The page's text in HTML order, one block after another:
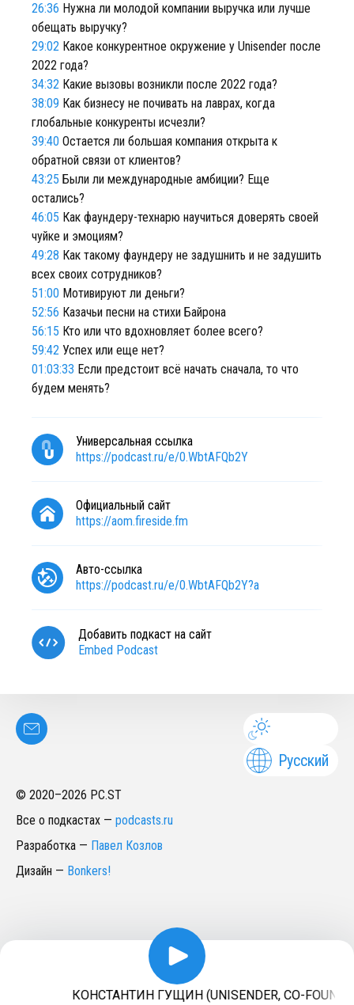
26:36 Нужна ли молодой компании выручка или лучше
обещать выручку?
29:02 Какое конкурентное окружение у Unisender после
2022 года?
34:32 Какие вызовы возникли после 2022 года?
38:09 Как бизнесу не почивать на лаврах, когда
глобальные конкуренты исчезли?
39:40 Остается ли большая компания открыта к
обратной связи от клиентов?
43:25 Были ли международные амбиции? Еще
остались?
46:05 Как фаундеру-технарю научиться доверять своей
чуйке и эмоциям?
49:28 Как такому фаундеру не задушнить и не задушить
всех своих сотрудников?
51:00 Мотивируют ли деньги?
52:56 Казачьи песни на стихи Байрона
56:15 Кто или что вдохновляет более всего?
59:42 Успех или еще нет?
01:03:33 Если предстоит всё начать сначала, то что
будем менять?
Универсальная ссылка
https://podcast.ru/e/0.WbtAFQb2Y
Официальный сайт
https://aom.fireside.fm
Авто-ссылка
https://podcast.ru/e/0.WbtAFQb2Y?a
Добавить подкаст на сайт
Embed Podcast
Русский
© 2020–2026 PC.ST
Все о подкастах — podcasts.ru
Разработка — Павел Козлов
Дизайн — Bonkers!
КОНСТАНТИН ГУЩИН (UNISENDER, CO-